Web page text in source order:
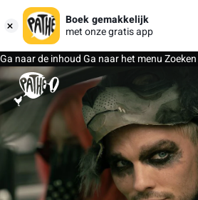
Boek gemakkelijk
met onze gratis app
Ga naar de inhoudGa naar het menuZoeken